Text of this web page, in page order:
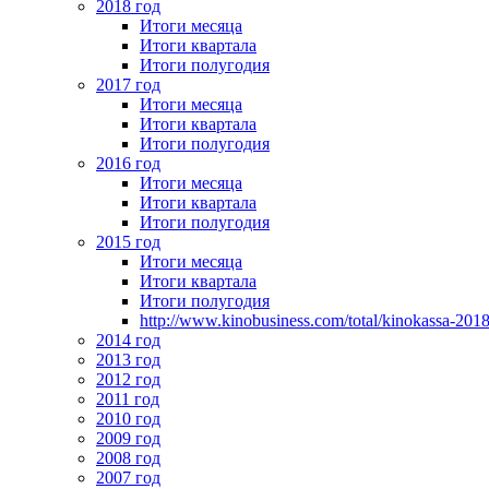
2018 год
Итоги месяца
Итоги квартала
Итоги полугодия
2017 год
Итоги месяца
Итоги квартала
Итоги полугодия
2016 год
Итоги месяца
Итоги квартала
Итоги полугодия
2015 год
Итоги месяца
Итоги квартала
Итоги полугодия
http://www.kinobusiness.com/total/kinokassa-
2014 год
2013 год
2012 год
2011 год
2010 год
2009 год
2008 год
2007 год